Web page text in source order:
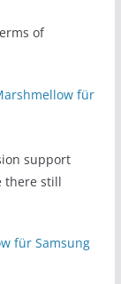
of
für
support
there still
für Samsung